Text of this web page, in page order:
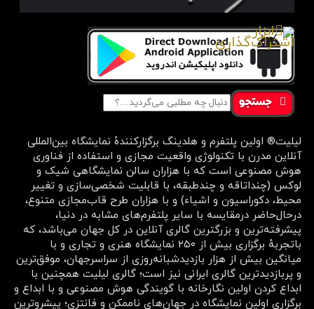
جستجو
لیلیت® اولین پلتفرم و هلدینگ برگزارکنندهٔ نمایشگاه بین‌المللی
آنلاین مدرن با تکنولوژی واقعیت مجازی و استفاده از فناوری
هوش مصنوعی است که با هزاران سالن نمایشگاهی شیک و
لوکس (چنداتاقه و چندطبقه، با قابلیت شخصی‌سازی و تغییر
محیط، دکوراسیون و اشیاء) و با هزاران طرح قاب‌مجازی متنوع،
درحال‌حاضر درمقایسه با سایر پلتفرم‌های مشابه در دنیا،
پیشرفته‌ترین و بزرگترین گالری آنلاین در کل جهان می‌باشد، که
باتجربهٔ برگزاری بیش از ۲۵۰ نمایشگاه هنری و تجاری و با
میانگین بیش از هزار بازدیدشبانه‌روزی از سراسرجهان، موفق‌ترین
و پربازدیدترین گالری ایرانی نیز است؛ گالری لیلیت همچنین با
ابداع کردن اولین نگارخانه با گویندگی هوش مصنوعی و با ابداع و
برگزاری اولین نمایشگاه در جهان‌های ناممکن و فانتزی؛ پیشروترین